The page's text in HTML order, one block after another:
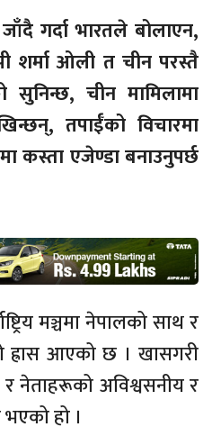
जाँदै गर्दा भारतले बोलाएन,
शर्मा ओली त चीन परस्तै
चीन मामिलामा
तपाईँको विचारमा
कस्ता एजेण्डा बनाउनुपर्छ
मञ्चमा नेपालको साथ र
ह्रास आएको छ । खासगरी
नेताहरूको अविश्वसनीय र
भएको हो ।